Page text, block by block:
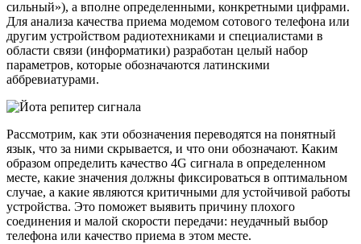
сильный»), а вполне определенными, конкретными цифрами.
Для анализа качества приема модемом сотового телефона или
другим устройством радиотехниками и специалистами в
области связи (информатики) разработан целый набор
параметров, которые обозначаются латинскими
аббревиатурами.
Рассмотрим, как эти обозначения переводятся на понятный
язык, что за ними скрывается, и что они обозначают. Каким
образом определить качество 4G сигнала в определенном
месте, какие значения должны фиксироваться в оптимальном
случае, а какие являются критичными для устойчивой работы
устройства. Это поможет выявить причину плохого
соединения и малой скорости передачи: неудачный выбор
телефона или качество приема в этом месте.